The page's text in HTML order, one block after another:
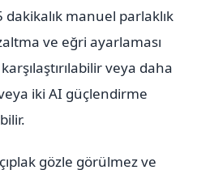
manuel parlaklık
ve eğri ayarlaması
veya daha
iki AI güçlendirme
gözle görülmez ve